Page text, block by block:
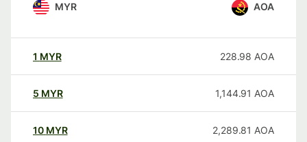
MYR AOA
1 MYR 228.98 AOA
5 MYR 1,144.91 AOA
10 MYR 2,289.81 AOA